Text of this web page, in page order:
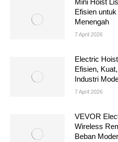
Mini Hoist
Efisien
Menengah
7 April 2026
Electric
Efisien,
Industri
7 April 2026
VEVOR
Wireless
Beban